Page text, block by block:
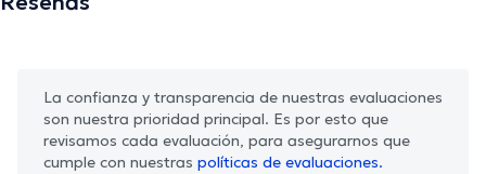
La confianza y transparencia de nuestras evaluaciones
son nuestra prioridad principal. Es por esto que
revisamos cada evaluación, para asegurarnos que
cumple con nuestras políticas de evaluaciones.